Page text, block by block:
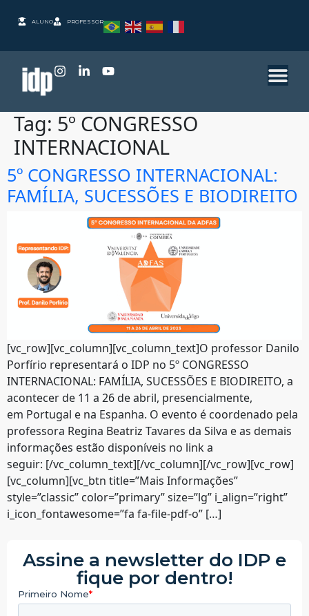
ALUNO PROFESSOR
Tag: 5º CONGRESSO
INTERNACIONAL
5º CONGRESSO INTERNACIONAL:
FAMÍLIA, SUCESSÕES E BIODIREITO
[vc_row][vc_column][vc_column_text]O professor Danilo
Porfírio representará o IDP no 5º CONGRESSO
INTERNACIONAL: FAMÍLIA, SUCESSÕES E BIODIREITO, a
acontecer de 11 a 26 de abril, presencialmente,
em Portugal e na Espanha. O evento é coordenado pela
professora Regina Beatriz Tavares da Silva e as demais
informações estão disponíveis no link a
seguir: [/vc_column_text][/vc_column][/vc_row][vc_row]
[vc_column][vc_btn title=”Mais Informações”
style=”classic” color=”primary” size=”lg” i_align=”right”
i_icon_fontawesome=”fa fa-file-pdf-o” […]
Assine a newsletter do IDP e
fique por dentro!